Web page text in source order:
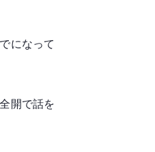
になって
開で話を